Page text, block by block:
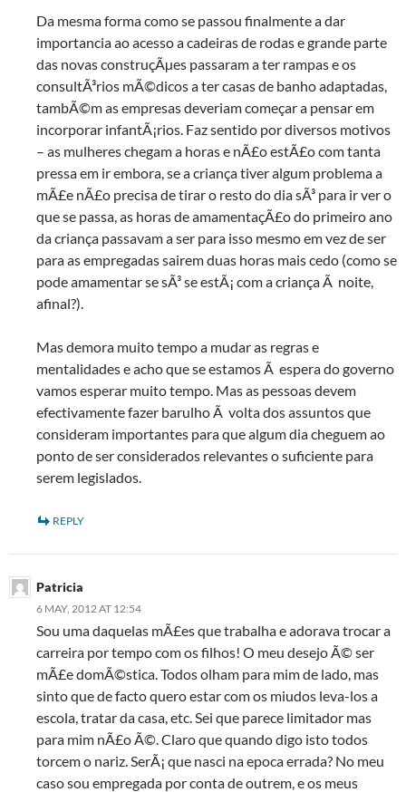
Da mesma forma como se passou finalmente a dar
importancia ao acesso a cadeiras de rodas e grande parte
das novas construçÃµes passaram a ter rampas e os
consultÃ³rios mÃ©dicos a ter casas de banho adaptadas,
tambÃ©m as empresas deveriam começar a pensar em
incorporar infantÃ¡rios. Faz sentido por diversos motivos
– as mulheres chegam a horas e nÃ£o estÃ£o com tanta
pressa em ir embora, se a criança tiver algum problema a
mÃ£e nÃ£o precisa de tirar o resto do dia sÃ³ para ir ver o
que se passa, as horas de amamentaçÃ£o do primeiro ano
da criança passavam a ser para isso mesmo em vez de ser
para as empregadas sairem duas horas mais cedo (como se
pode amamentar se sÃ³ se estÃ¡ com a criança Ã noite,
afinal?).
Mas demora muito tempo a mudar as regras e
mentalidades e acho que se estamos Ã espera do governo
vamos esperar muito tempo. Mas as pessoas devem
efectivamente fazer barulho Ã volta dos assuntos que
consideram importantes para que algum dia cheguem ao
ponto de ser considerados relevantes o suficiente para
serem legislados.
REPLY
Patricia
6 MAY, 2012 AT 12:54
Sou uma daquelas mÃ£es que trabalha e adorava trocar a
carreira por tempo com os filhos! O meu desejo Ã© ser
mÃ£e domÃ©stica. Todos olham para mim de lado, mas
sinto que de facto quero estar com os miudos leva-los a
escola, tratar da casa, etc. Sei que parece limitador mas
para mim nÃ£o Ã©. Claro que quando digo isto todos
torcem o nariz. SerÃ¡ que nasci na epoca errada? No meu
caso sou empregada por conta de outrem, e os meus